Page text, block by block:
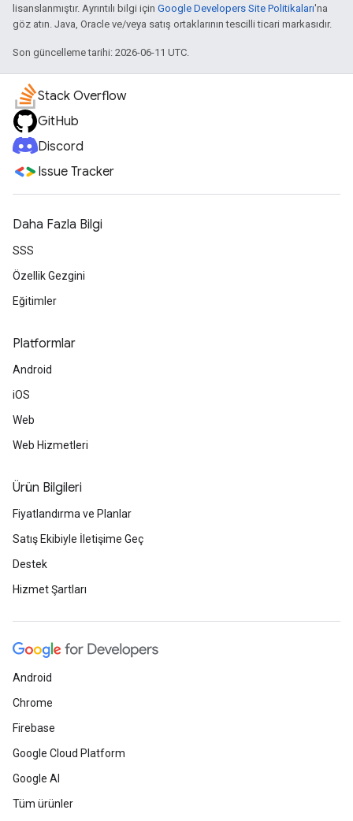
lisanslanmıştır. Ayrıntılı bilgi için Google Developers Site Politikaları'na
göz atın. Java, Oracle ve/veya satış ortaklarının tescilli ticari markasıdır.
Son güncelleme tarihi: 2026-06-11 UTC.
Stack Overflow
GitHub
Discord
Issue Tracker
Daha Fazla Bilgi
SSS
Özellik Gezgini
Eğitimler
Platformlar
Android
iOS
Web
Web Hizmetleri
Ürün Bilgileri
Fiyatlandırma ve Planlar
Satış Ekibiyle İletişime Geç
Destek
Hizmet Şartları
Android
Chrome
Firebase
Google Cloud Platform
Google AI
Tüm ürünler